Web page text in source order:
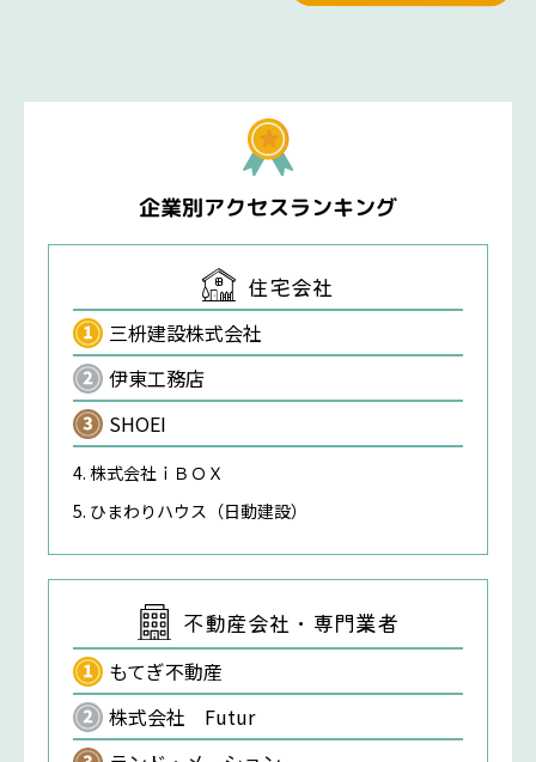
企業別アクセスランキング
住宅会社
三枡建設株式会社
伊東工務店
SHOEI
株式会社ｉＢＯＸ
ひまわりハウス（日動建設）
不動産会社・専門業者
もてぎ不動産
株式会社 Futur